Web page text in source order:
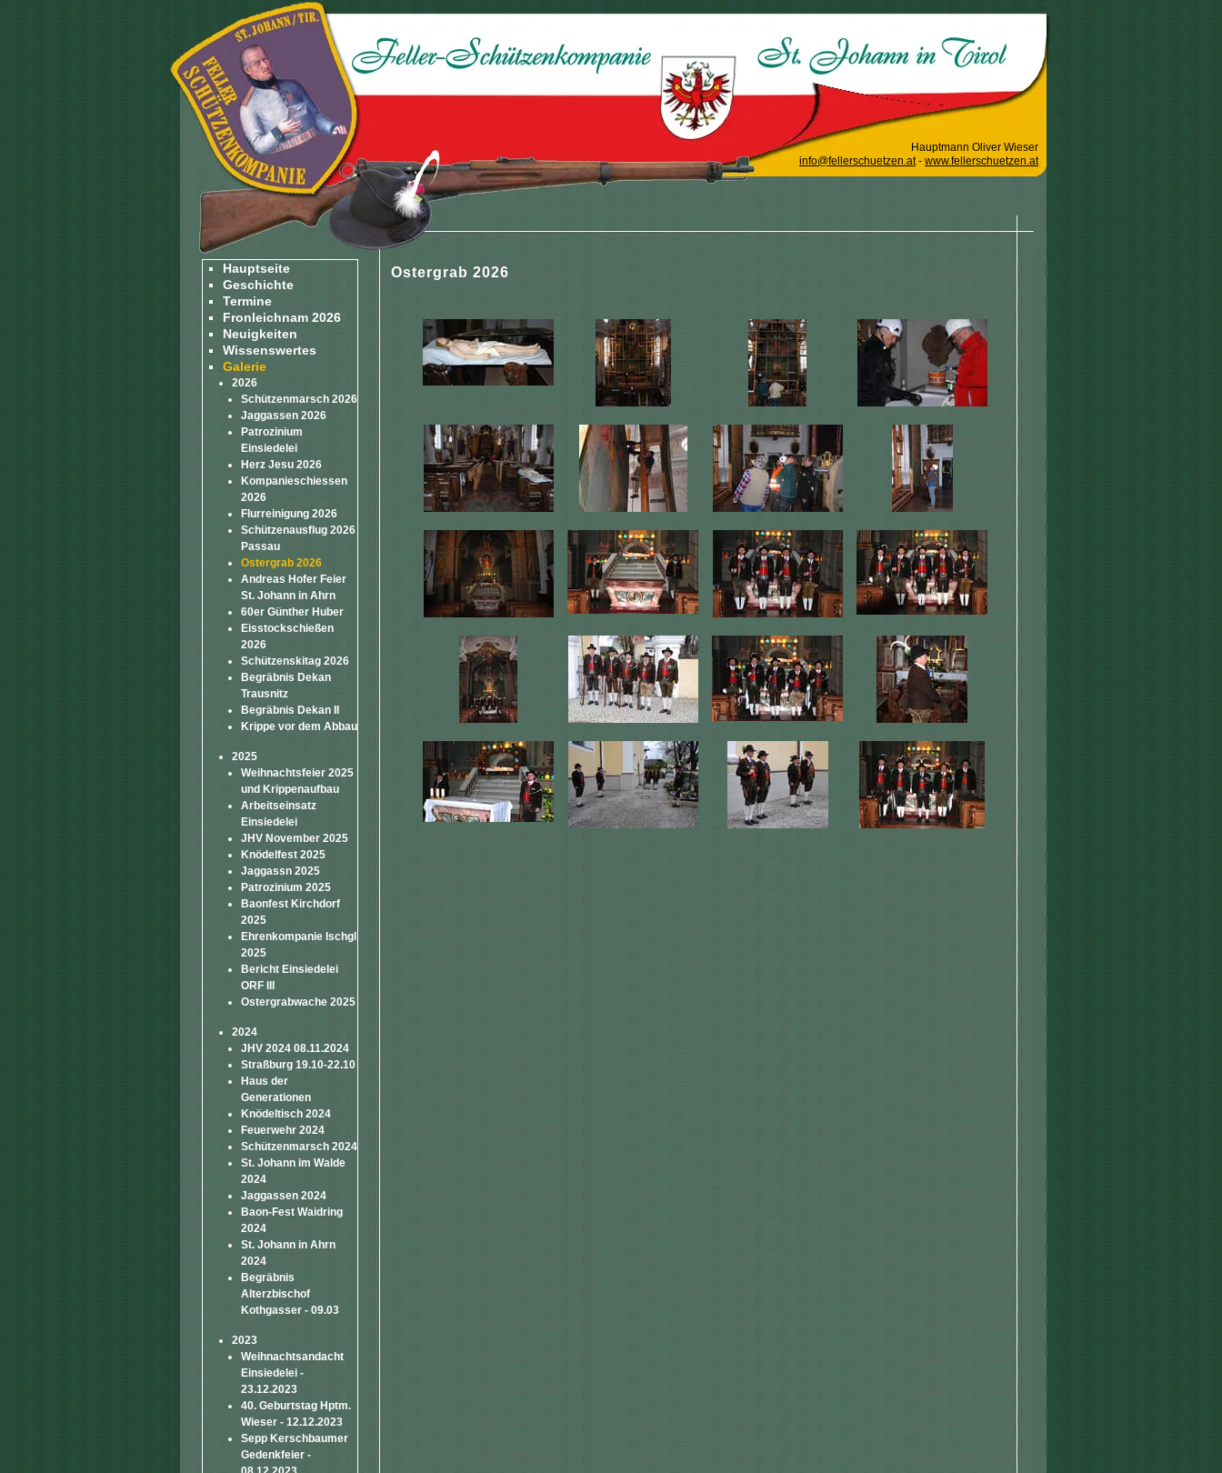
Hauptmann Oliver Wieser
info@fellerschuetzen.at- www.fellerschuetzen.at
Hauptseite
Geschichte
Termine
Fronleichnam 2026
Neuigkeiten
Wissenswertes
Galerie
2026
Schützenmarsch 2026
Jaggassen 2026
Patrozinium
Einsiedelei
Herz Jesu 2026
Kompanieschiessen
2026
Flurreinigung 2026
Schützenausflug 2026
Passau
Ostergrab 2026
Andreas Hofer Feier
St. Johann in Ahrn
60er Günther Huber
Eisstockschießen
2026
Schützenskitag 2026
Begräbnis Dekan
Trausnitz
Begräbnis Dekan II
Krippe vor dem Abbau
2025
Weihnachtsfeier 2025
und Krippenaufbau
Arbeitseinsatz
Einsiedelei
JHV November 2025
Knödelfest 2025
Jaggassn 2025
Patrozinium 2025
Baonfest Kirchdorf
2025
Ehrenkompanie Ischgl
2025
Bericht Einsiedelei
ORF III
Ostergrabwache 2025
2024
JHV 2024 08.11.2024
Straßburg 19.10-22.10
Haus der
Generationen
Knödeltisch 2024
Feuerwehr 2024
Schützenmarsch 2024
St. Johann im Walde
2024
Jaggassen 2024
Baon-Fest Waidring
2024
St. Johann in Ahrn
2024
Begräbnis
Alterzbischof
Kothgasser - 09.03
2023
Weihnachtsandacht
Einsiedelei -
23.12.2023
40. Geburtstag Hptm.
Wieser - 12.12.2023
Sepp Kerschbaumer
Gedenkfeier -
Ostergrab 2026